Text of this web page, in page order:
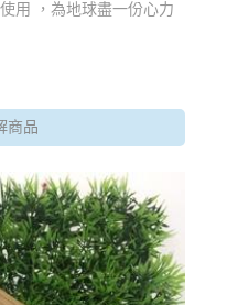
用 ，為地球盡一份心力
商品